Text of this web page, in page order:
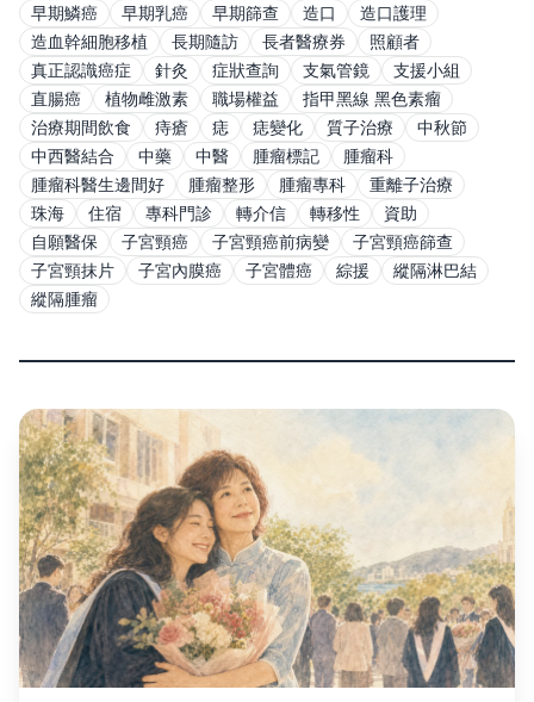
早期鱗癌
早期乳癌 早期篩查 造口
造口護理
造血幹細胞移植
長期隨訪 長者醫療券
照顧者
真正認識癌症
針灸 症狀查詢 支氣管鏡
支援小組
直腸癌
植物雌激素 職場權益
指甲黑線 黑色素瘤
治療期間飲食
痔瘡 痣 痣變化 質子治療
中秋節
中西醫結合
中藥 中醫 腫瘤標記
腫瘤科
腫瘤科醫生邊間好
腫瘤整形 腫瘤專科
重離子治療
珠海
住宿 專科門診 轉介信 轉移性
資助
自願醫保
子宮頸癌 子宮頸癌前病變
子宮頸癌篩查
子宮頸抹片
子宮內膜癌 子宮體癌 綜援
縱隔淋巴結
縱隔腫瘤